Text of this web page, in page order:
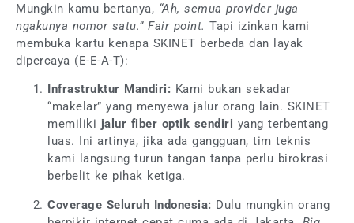
Mungkin kamu bertanya, “Ah, semua provider juga
ngakunya nomor satu.” Fair point. Tapi izinkan kami
membuka kartu kenapa SKINET berbeda dan layak
dipercaya (E-E-A-T):
Infrastruktur Mandiri: Kami bukan sekadar
“makelar” yang menyewa jalur orang lain. SKINET
memiliki jalur fiber optik sendiri yang terbentang
luas. Ini artinya, jika ada gangguan, tim teknis
kami langsung turun tangan tanpa perlu birokrasi
berbelit ke pihak ketiga.
Coverage Seluruh Indonesia: Dulu mungkin orang